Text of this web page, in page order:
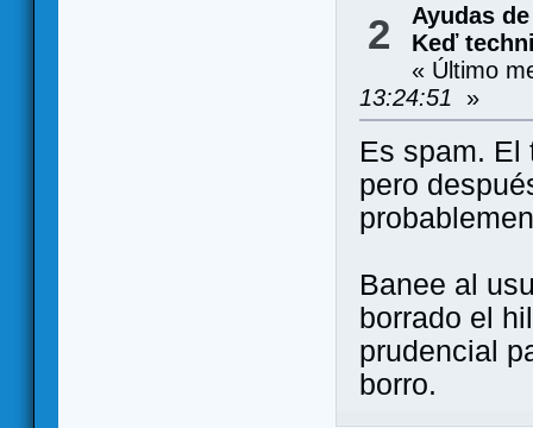
2
Ayudas
Keď
« Último
13:24:51
»
Es spam. El
pero
Banee al
borrado el
prudencial
borro.